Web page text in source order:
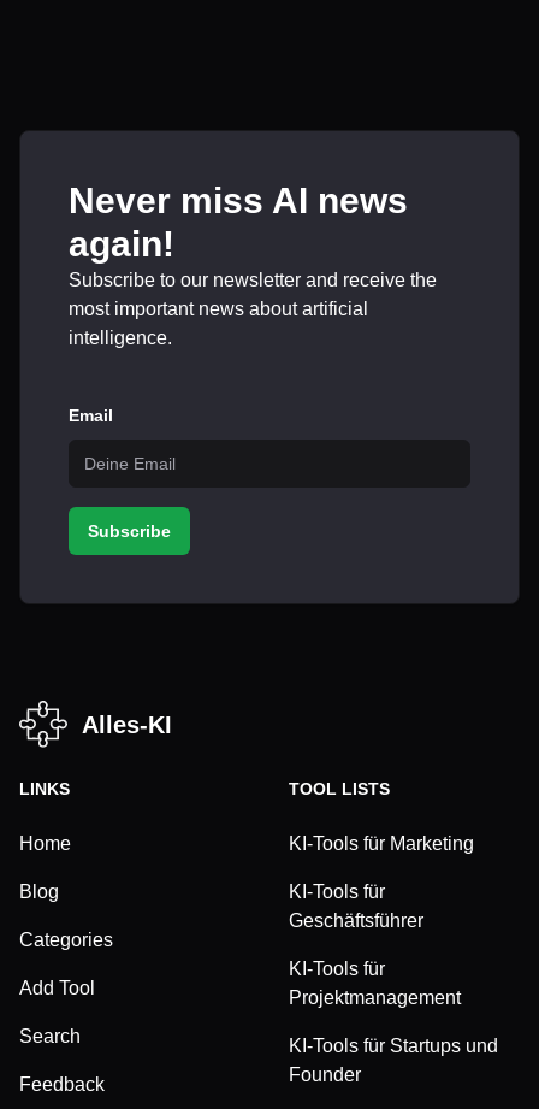
Never miss AI news
again!
Subscribe to our newsletter and receive the
most important news about artificial
intelligence.
Email
Subscribe
Alles-KI
LINKS
Home
Blog
Categories
Add Tool
Search
Feedback
TOOL LISTS
KI-Tools für Marketing
KI-Tools für
Geschäftsführer
KI-Tools für
Projektmanagement
KI-Tools für Startups und
Founder